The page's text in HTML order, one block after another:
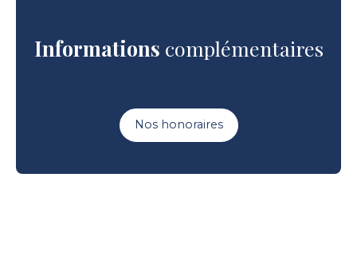
Informations complémentaires
Nos honoraires